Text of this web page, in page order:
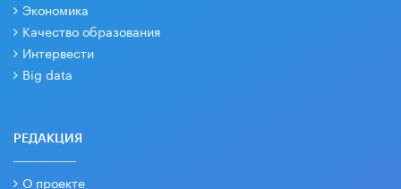
Экономика
Качество образования
Интервести
Big data
РЕДАКЦИЯ
О проекте